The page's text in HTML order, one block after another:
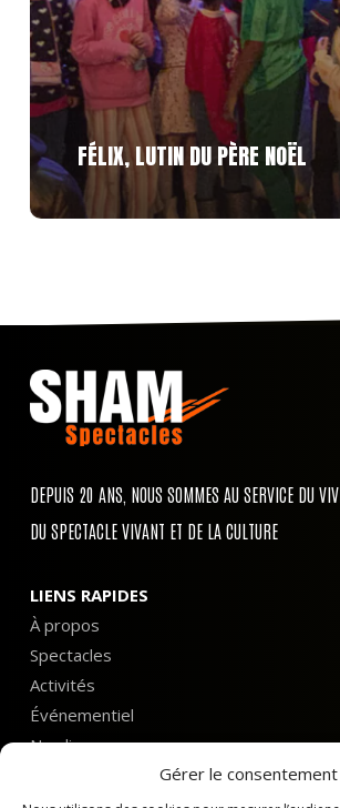
Gérer le consentement
FÉLIX, LUTIN DU PÈRE NOËL
DEPUIS 20 ANS, NOUS SOMMES AU SERVICE DU
DU SPECTACLE VIVANT ET DE LA CULTURE
LIENS RAPIDES
À propos
Spectacles
Activités
Événementiel
Nos lieux
Agenda